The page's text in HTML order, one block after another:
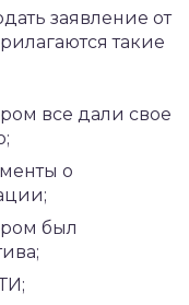
заявление от
такие
все дали свое
о
был